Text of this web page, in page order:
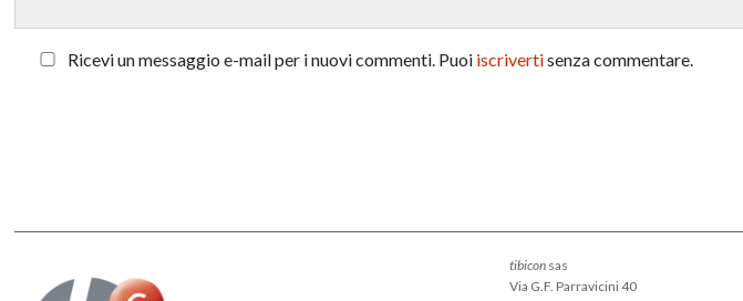
Ricevi un messaggio e-mail per i nuovi commenti. Puoi iscrivertisenza commentare.
tibiconsas
Via G.F. Parravicini 40